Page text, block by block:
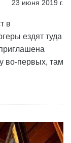
23 июня 2019 г.
в
ездят туда
во-первых, там